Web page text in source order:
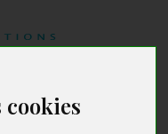
cookies